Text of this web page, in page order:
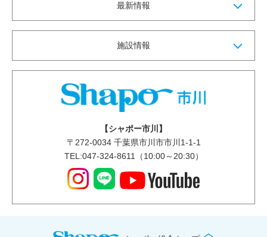
最新情報
施設情報
【シャポー市川】
〒 272-0034千葉県市川市市川1-1-1
TEL:047-324-8611（10:00～20:30）